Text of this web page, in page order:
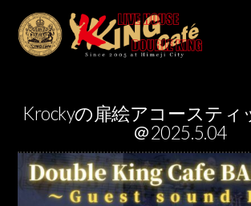
Krockyの扉絵アコースティ
＠2025.5.04